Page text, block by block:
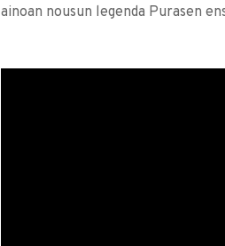
ainoan nousun legenda Purasen